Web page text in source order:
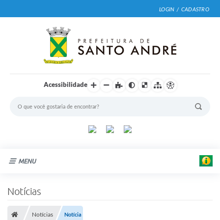
LOGIN / CADASTRO
Acessibilidade
MENU
Notícias
Notícias Notícia